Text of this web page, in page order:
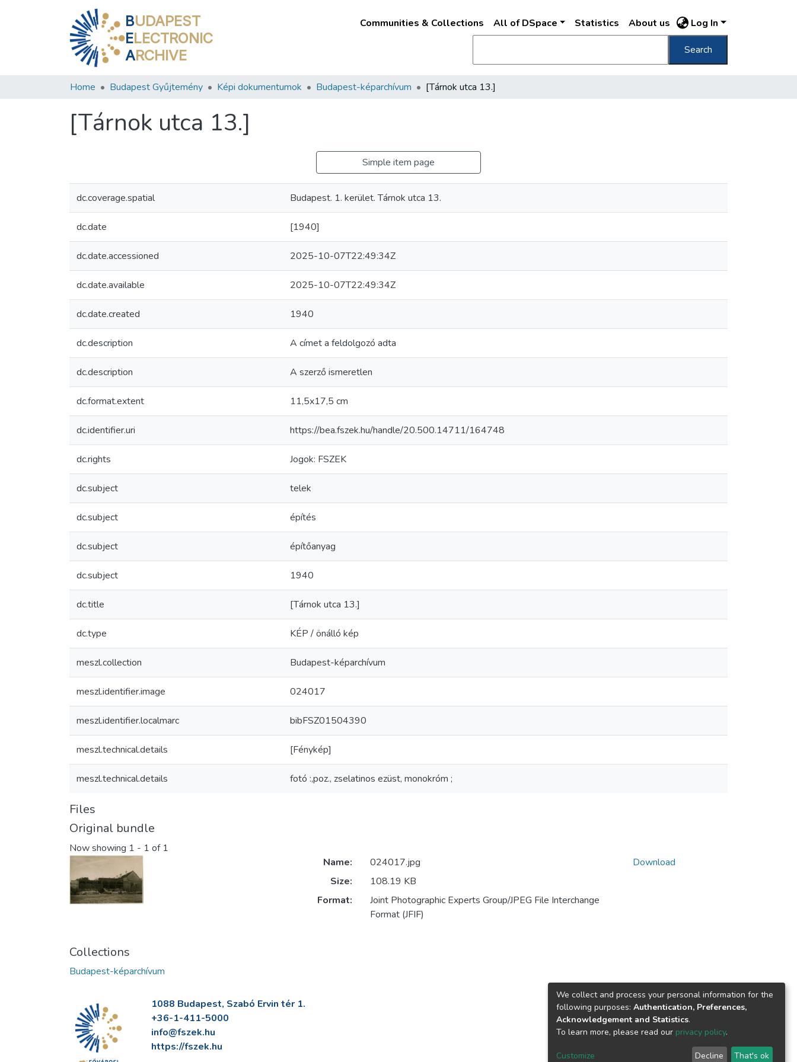
BUDAPEST
ELECTRONIC
ARCHIVE
Communities & Collections All of DSpace Statistics About us Log In
Search
Home Budapest Gyűjtemény Képi dokumentumok Budapest-képarchívum [Tárnok utca 13.]
[Tárnok utca 13.]
Simple item page
dc.coverage.spatial Budapest. 1. kerület. Tárnok utca 13.
dc.date [1940]
dc.date.accessioned 2025-10-07T22:49:34Z
dc.date.available 2025-10-07T22:49:34Z
dc.date.created 1940
dc.description A címet a feldolgozó adta
dc.description A szerző ismeretlen
dc.format.extent 11,5x17,5 cm
dc.identifier.uri https://bea.fszek.hu/handle/20.500.14711/164748
dc.rights Jogok: FSZEK
dc.subject telek
dc.subject építés
dc.subject építőanyag
dc.subject 1940
dc.title [Tárnok utca 13.]
dc.type KÉP / önálló kép
meszl.collection Budapest-képarchívum
meszl.identifier.image 024017
meszl.identifier.localmarc bibFSZ01504390
meszl.technical.details [Fénykép]
meszl.technical.details fotó :,poz., zselatinos ezüst, monokróm ;
Files
Original bundle
Now showing 1 - 1 of 1
Name:
024017.jpg
Size:
108.19 KB
Format:
Joint Photographic Experts Group/JPEG File Interchange
Format (JFIF)
Download
Collections
Budapest-képarchívum
1088 Budapest, Szabó Ervin tér 1.
+36-1-411-5000
info@fszek.hu
https://fszek.hu
We collect and process your personal information for the
following purposes: Authentication, Preferences,
Acknowledgement and Statistics.
To learn more, please read our privacy policy.
Customize Decline That's ok